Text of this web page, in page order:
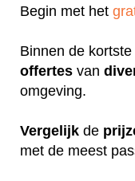
Begin met het
Binnen de kortste
offertes van
omgeving.
Vergelijk de
met de meest